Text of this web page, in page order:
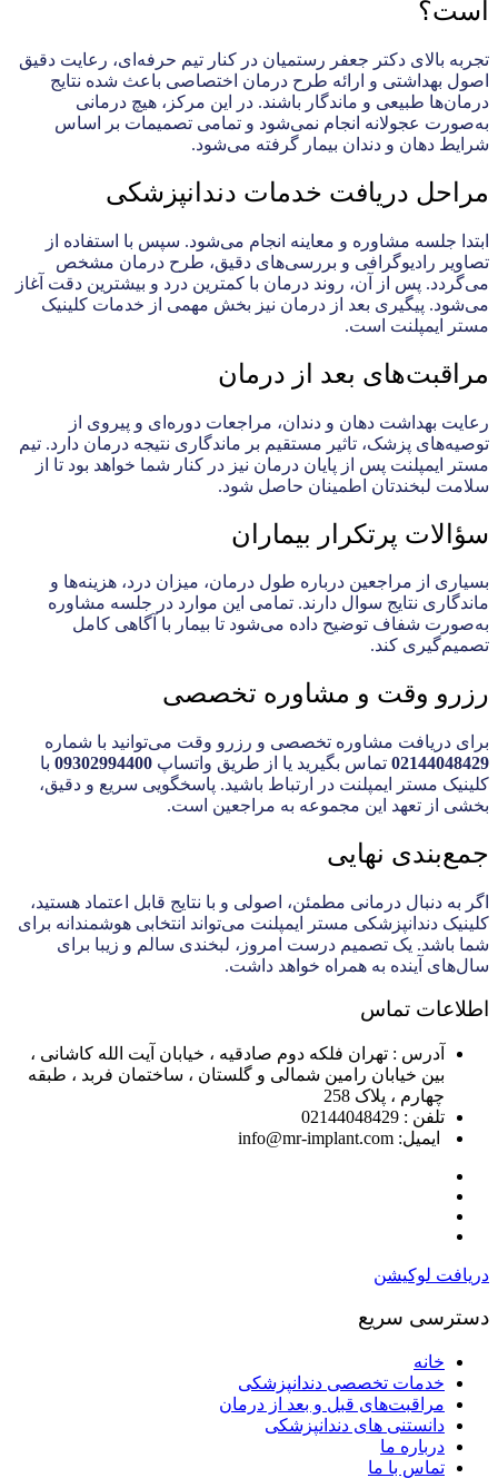
است؟
تجربه بالای دکتر جعفر رستمیان در کنار تیم حرفه‌ای، رعایت دقیق
اصول بهداشتی و ارائه طرح درمان اختصاصی باعث شده نتایج
درمان‌ها طبیعی و ماندگار باشند. در این مرکز، هیچ درمانی
به‌صورت عجولانه انجام نمی‌شود و تمامی تصمیمات بر اساس
شرایط دهان و دندان بیمار گرفته می‌شود.
مراحل دریافت خدمات دندانپزشکی
ابتدا جلسه مشاوره و معاینه انجام می‌شود. سپس با استفاده از
تصاویر رادیوگرافی و بررسی‌های دقیق، طرح درمان مشخص
می‌گردد. پس از آن، روند درمان با کمترین درد و بیشترین دقت آغاز
می‌شود. پیگیری بعد از درمان نیز بخش مهمی از خدمات کلینیک
مستر ایمپلنت است.
مراقبت‌های بعد از درمان
رعایت بهداشت دهان و دندان، مراجعات دوره‌ای و پیروی از
توصیه‌های پزشک، تاثیر مستقیم بر ماندگاری نتیجه درمان دارد. تیم
مستر ایمپلنت پس از پایان درمان نیز در کنار شما خواهد بود تا از
سلامت لبخندتان اطمینان حاصل شود.
سؤالات پرتکرار بیماران
بسیاری از مراجعین درباره طول درمان، میزان درد، هزینه‌ها و
ماندگاری نتایج سوال دارند. تمامی این موارد در جلسه مشاوره
به‌صورت شفاف توضیح داده می‌شود تا بیمار با آگاهی کامل
تصمیم‌گیری کند.
رزرو وقت و مشاوره تخصصی
برای دریافت مشاوره تخصصی و رزرو وقت می‌توانید با شماره
02144048429 تماس بگیرید یا از طریق واتساپ 09302994400 با
کلینیک مستر ایمپلنت در ارتباط باشید. پاسخگویی سریع و دقیق،
بخشی از تعهد این مجموعه به مراجعین است.
جمع‌بندی نهایی
اگر به دنبال درمانی مطمئن، اصولی و با نتایج قابل اعتماد هستید،
کلینیک دندانپزشکی مستر ایمپلنت می‌تواند انتخابی هوشمندانه برای
شما باشد. یک تصمیم درست امروز، لبخندی سالم و زیبا برای
سال‌های آینده به همراه خواهد داشت.
اطلاعات تماس
آدرس : تهران فلکه دوم صادقیه ، خیابان آیت الله کاشانی ،
بین خیابان رامین شمالی و گلستان ، ساختمان فربد ، طبقه
چهارم ، پلاک 258
تلفن : 02144048429
ایمیل: info@mr-implant.com
دریافت لوکیشن
دسترسی سریع
خانه
خدمات تخصصی دندانپزشکی
مراقبت‌های قبل و بعد از درمان
دانستنی های دندانپزشکی
درباره ما
تماس با ما